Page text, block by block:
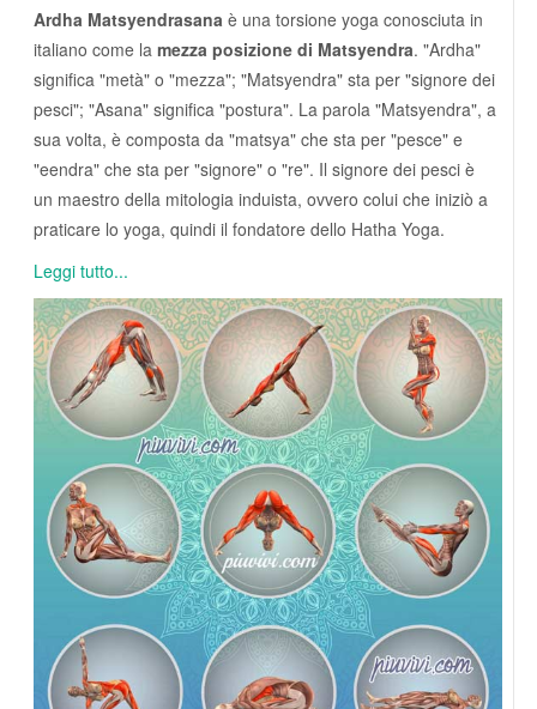
Ardha Matsyendrasana è una torsione yoga conosciuta in
italiano come la mezza posizione di Matsyendra. "Ardha"
significa "metà" o "mezza"; "Matsyendra" sta per "signore dei
pesci"; "Asana" significa "postura". La parola "Matsyendra", a
sua volta, è composta da "matsya" che sta per "pesce" e
"eendra" che sta per "signore" o "re". Il signore dei pesci è
un maestro della mitologia induista, ovvero colui che iniziò a
praticare lo yoga, quindi il fondatore dello Hatha Yoga.
Leggi tutto...